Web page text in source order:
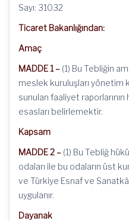
Sayı: 31032
Ticaret Bakanlığından:
Amaç
MADDE 1 – (1) Bu Tebliğin
meslek kuruluşları yönetim
sunulan faaliyet raporlarının
esasları belirlemektir.
Kapsam
MADDE 2 – (1) Bu Tebliğ
odaları ile bu odaların üst
ve Türkiye Esnaf ve
uygulanır.
Dayanak